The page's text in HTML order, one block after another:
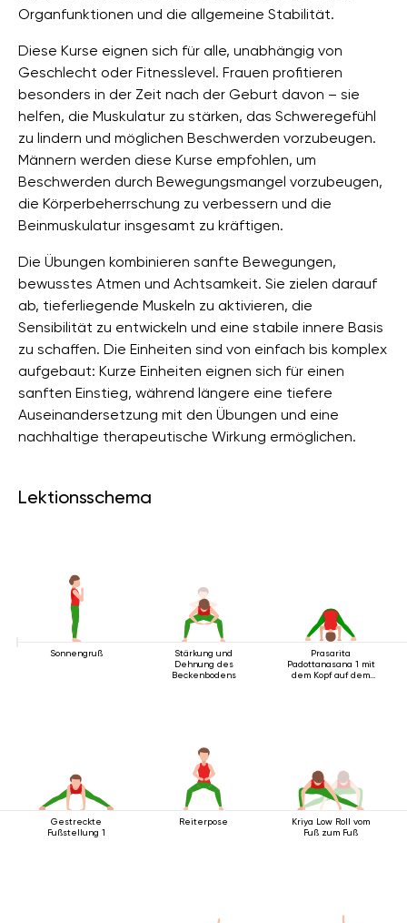
Organfunktionen und die allgemeine Stabilität.
Diese Kurse eignen sich für alle, unabhängig von
Geschlecht oder Fitnesslevel. Frauen profitieren
besonders in der Zeit nach der Geburt davon – sie
helfen, die Muskulatur zu stärken, das Schweregefühl
zu lindern und möglichen Beschwerden vorzubeugen.
Männern werden diese Kurse empfohlen, um
Beschwerden durch Bewegungsmangel vorzubeugen,
die Körperbeherrschung zu verbessern und die
Beinmuskulatur insgesamt zu kräftigen.
Die Übungen kombinieren sanfte Bewegungen,
bewusstes Atmen und Achtsamkeit. Sie zielen darauf
ab, tieferliegende Muskeln zu aktivieren, die
Sensibilität zu entwickeln und eine stabile innere Basis
zu schaffen. Die Einheiten sind von einfach bis komplex
aufgebaut: Kurze Einheiten eignen sich für einen
sanften Einstieg, während längere eine tiefere
Auseinandersetzung mit den Übungen und eine
nachhaltige therapeutische Wirkung ermöglichen.
Lektionsschema
Sonnengruß
Stärkung und
Dehnung des
Beckenbodens
Prasarita
Padottanasana 1 mit
dem Kopf auf dem
Gestreckte
Fußstellung 1
Reiterpose
Kriya Low Roll vom
Fuß zum Fuß